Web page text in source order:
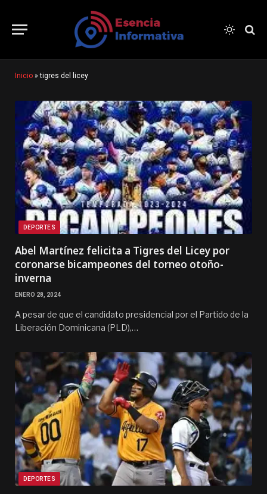
Inicio »tigres del licey
DEPORTES
Abel Martínez felicita a Tigres del Licey por
coronarse bicampeones del torneo otoño-
inverna
ENERO 28, 2024
A pesar de que el candidato presidencial por el Partido de la
Liberación Dominicana (PLD),…
DEPORTES